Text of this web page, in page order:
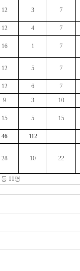
12 3 7
12 4 7
16 1 7
12 5 7
12 6 7
9 3 10
15 5 15
46 112
28 10 22
11명